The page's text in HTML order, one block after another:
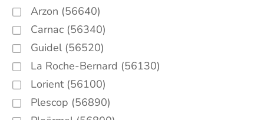
Arzon (56640)
Carnac (56340)
Guidel (56520)
La Roche-Bernard (56130)
Lorient (56100)
Plescop (56890)